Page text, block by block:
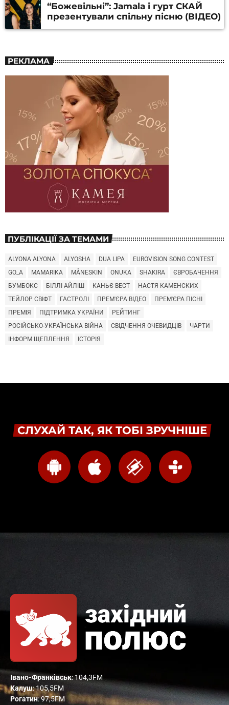
“Божевільні”: Jamala і гурт СКАЙ
презентували спільну пісню (ВІДЕО)
РЕКЛАМА
ПУБЛІКАЦІЇ ЗА ТЕМАМИ
ALYONA ALYONA ALYOSHA DUA LIPA
EUROVISION SONG CONTEST
GO_A
MAMARIKA MÅNESKIN ONUKA SHAKIRA
ЄВРОБАЧЕННЯ
БУМБОКС
БІЛЛІ АЙЛІШ КАНЬЄ ВЕСТ
НАСТЯ КАМЕНСКИХ
ТЕЙЛОР СВІФТ
ГАСТРОЛІ ПРЕМ'ЄРА ВІДЕО
ПРЕМ'ЄРА ПІСНІ
ПРЕМІЯ
ПІДТРИМКА УКРАЇНИ
РЕЙТИНГ
РОСІЙСЬКО-УКРАЇНСЬКА ВІЙНА
СВІДЧЕННЯ ОЧЕВИДЦІВ
ЧАРТИ
ІНФОРМ ЩЕПЛЕННЯ
ІСТОРІЯ
СЛУХАЙ ТАК, ЯК ТОБІ ЗРУЧНІШЕ
Івано-Франківськ: 104,3FM
Калуш: 105,5FM
Рогатин: 97,5FM